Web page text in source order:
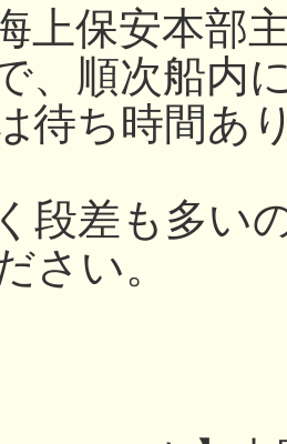
上保安本部
、順次船内
待ち時間あ
段差も多い
さい。